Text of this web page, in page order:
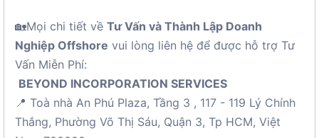
🏡Mọi chi tiết về Tư Vấn và Thành Lập Doanh
Nghiệp Offshore vui lòng liên hệ để được hỗ trợ Tư
Vấn Miễn Phí:
BEYOND INCORPORATION SERVICES
📍 Toà nhà An Phú Plaza, Tầng 3 , 117 - 119 Lý Chính
Thắng, Phường Võ Thị Sáu, Quận 3, Tp HCM, Việt